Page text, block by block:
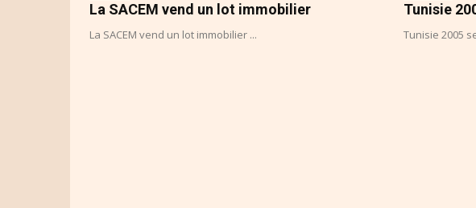
La SACEM vend un lot immobilier
La SACEM vend un lot immobilier ...
Tunisie
Tunisie 2005